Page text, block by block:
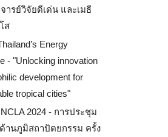
ารย์วิจัยดีเด่น และเมธี
ส
Energy
- "Unlocking innovation
development for
tropical cities"
2024 - การประชุม
านภูมิสถาปัตยกรรม ครั้ง